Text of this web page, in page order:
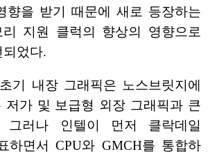
향을 받기 때문에 새로 등장하는
리 지원 클럭의 향상의 영향으로
었다.
기 내장 그래픽은 노스브릿지에
저가 및 보급형 외장 그래픽과 큰
그러나 인텔이 먼저 클락데일
하면서 CPU와 GMCH를 통합하